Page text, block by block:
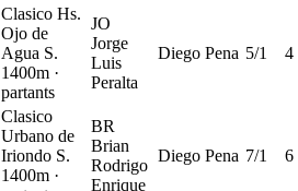
Clasico Hs.
Ojo de
Agua S.
1400m ·
partants
JO
Jorge
Luis
Peralta
Diego Pena 5/1 4
Clasico
Urbano de
Iriondo S.
1400m ·
BR
Brian
Rodrigo
Enrique
Diego Pena 7/1 6